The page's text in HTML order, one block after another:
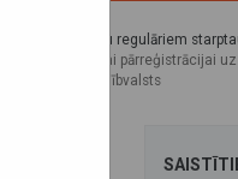
pasažieru regulāriem
maršrutam vai pārreģistrācijai
Savienības dalībvalsts